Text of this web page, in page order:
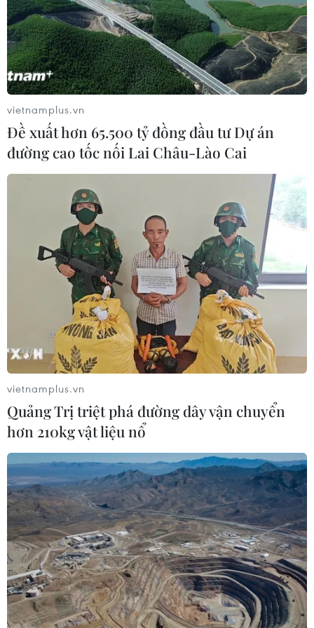
hồ Đồng Đò
08/08/2026 03:29
CƠ QUAN CHỦ QUẢN: THÔNG TẤN XÃ VIỆT NAM
Tổng Biên tập: TRẦN TIẾN DUẨN
Phó Tổng Biên tập: NGUYỄN THỊ TÁM, KHÚC THANH
Sở hữu trí tuệ
Quy định sử dụng
RSS
Hỗ trợ
Ngôn ngữ
TTXVN
Dịch vụ tin
Liên hệ
Giấy phép số: 1374/GP-BTTTT do Bộ Thông tin và Truyền thông
cấp ngày 11/9/2008.
Quảng cáo: Phó TBT Nguyễn Thị Tám: 093.5958688, Email:
tamvna@gmail.com
Điện thoại: (024) 39411349 - (024) 39411348, Fax: (024)
39411348
Email:vietnamplus2008@gmail.com
© Bản quyền thuộc về VietnamPlus, TTXVN. Cấm sao chép dưới
vietnamplus.vn
Đề xuất hơn 65.500 tỷ đồng đầu tư Dự án
đường cao tốc nối Lai Châu-Lào Cai
vietnamplus.vn
Quảng Trị triệt phá đường dây vận chuyển
hơn 210kg vật liệu nổ